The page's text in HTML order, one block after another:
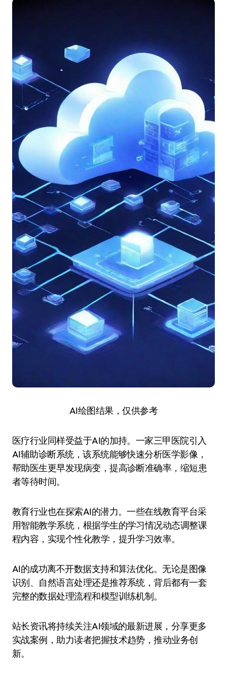
AI绘图结果，仅供参考
医疗行业同样受益于AI的加持。一家三甲医院引入
AI辅助诊断系统，该系统能够快速分析医学影像，
帮助医生更早发现病变，提高诊断准确率，缩短患
者等待时间。
教育行业也在探索AI的潜力。一些在线教育平台采
用智能教学系统，根据学生的学习情况动态调整课
程内容，实现个性化教学，提升学习效率。
AI的成功离不开数据支持和算法优化。无论是图像
识别、自然语言处理还是推荐系统，背后都有一套
完整的数据处理流程和模型训练机制。
站长资讯将持续关注AI领域的最新进展，分享更多
实战案例，助力读者把握技术趋势，推动业务创
新。